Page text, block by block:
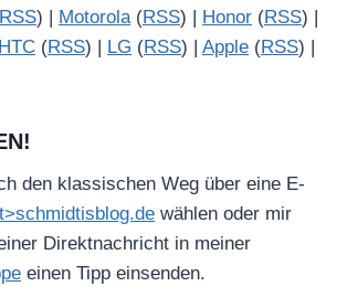
RSS) | Motorola(RSS) | Honor (RSS) |
HTC (RSS) | LG (RSS) | Apple (RSS) |
den klassischen Weg über eine E-
wählen oder mir
Direktnachricht in meiner
einen Tipp einsenden.